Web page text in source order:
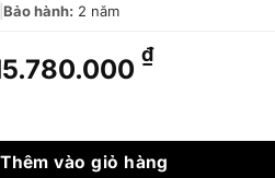
Bảo hành: 2 năm
₫.
₫Giá
là:
đóng êm TC600VS số lượng
Thêm vào giỏ hàng